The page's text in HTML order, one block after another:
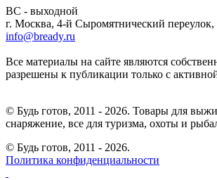
ВС - выходной
г. Москва, 4-й Сыромятнический переулок,
info@bready.ru
Все материалы на сайте являются
разрешены к публикации только с
© Будь готов, 2011 - 2026. Товары для
снаряжение, все для туризма, охоты и
© Будь готов, 2011 - 2026.
Политика конфиденциальности